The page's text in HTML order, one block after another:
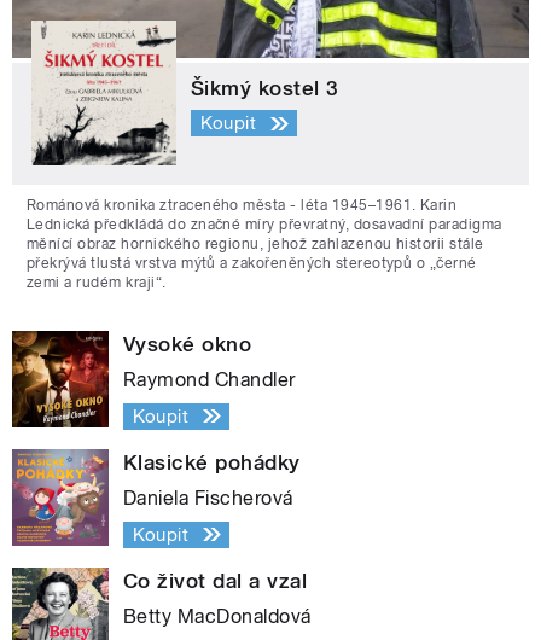
Šikmý kostel 3
Koupit
Románová kronika ztraceného města - léta 1945–1961. Karin
Lednická předkládá do značné míry převratný, dosavadní paradigma
měnící obraz hornického regionu, jehož zahlazenou historii stále
překrývá tlustá vrstva mýtů a zakořeněných stereotypů o „černé
zemi a rudém kraji“.
Vysoké okno
Raymond Chandler
Koupit
Klasické pohádky
Daniela Fischerová
Koupit
Co život dal a vzal
Betty MacDonaldová